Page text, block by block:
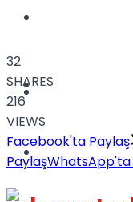
Yaşam
Dünya
Türkiye
32
SHARES
216
VIEWS
Facebook'ta Paylaş
PaylaşWhatsApp'ta